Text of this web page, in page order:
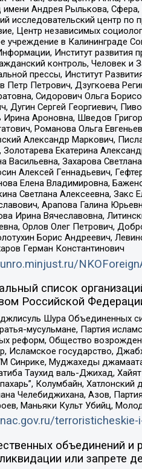
имени Андрея Рылькова,
исследовательский центр
Центр независимых
учреждение в Калининграде
Институт развития
контроль, Человек и
прессы, Институт
Петр Петрович, Дзугкоева
Сидорович Ольга
Дугин Сергей Георгиевич,
Ароновна, Шведов
Романова Ольга
Александр Маркович,
Золотарева Екатерина
Васильевна, Захарова
Алексей Геннадьевич,
Елена Владимировна,
Светлана Алексеевна,
Арапова Галина
Ирина Вячеславовна,
Орлов Олег Петрович,
Борис Андреевич,
Герман Константинович
список
Российской
Шура Объединенных
мусульмане, Партия
реформ, Общество
Исламское государство,
Синрике, Муджахеды
Таухид валь-Джихад,
Колумбайн,
Челебиджихана, Азов,
Маньяки Культ Убийц,
объединений и
или запрете